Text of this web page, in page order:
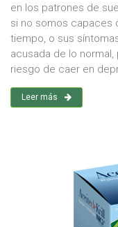
en los patrones de
si no somos capaces
tiempo, o sus
acusada de lo
riesgo de caer en
Leer más